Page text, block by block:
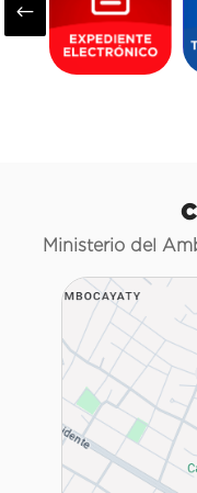
#
Ministerio del